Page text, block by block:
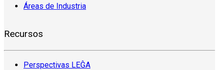
Áreas de Industria
Recursos
Perspectivas LEĜA